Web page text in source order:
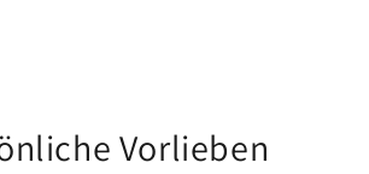
Vorlieben